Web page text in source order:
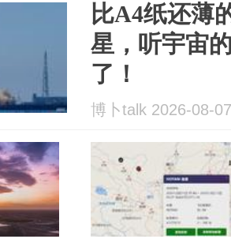
比A4纸还薄
星，听宇宙
了！
博卜talk 2026-08-07